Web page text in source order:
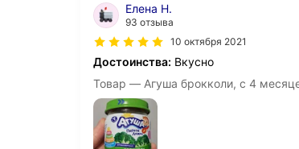
Елена Н.
93 отзыва
10 октября 2021
Достоинства: Вкусно
Товар — Агуша брокколи, с 4